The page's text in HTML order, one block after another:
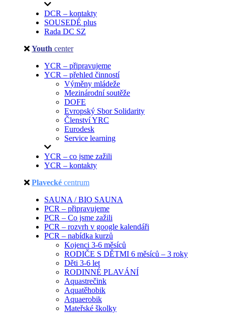
DCR – kontakty
SOUSEDÉ plus
Rada DC SZ
Youth center
YCR – připravujeme
YCR – přehled činností
Výměny mládeže
Mezinárodní soutěže
DOFE
Evropský Sbor Solidarity
Členství YRC
Eurodesk
Service learning
YCR – co jsme zažili
YCR – kontakty
Plavecké centrum
SAUNA / BIO SAUNA
PCR – připravujeme
PCR – Co jsme zažili
PCR – rozvrh v google kalendáři
PCR – nabídka kurzů
Kojenci 3-6 měsíců
RODIČE S DĚTMI 6 měsíců – 3 roky
Děti 3-6 let
RODINNÉ PLAVÁNÍ
Aquastrečink
Aquatěhobik
Aquaerobik
Mateřské školky